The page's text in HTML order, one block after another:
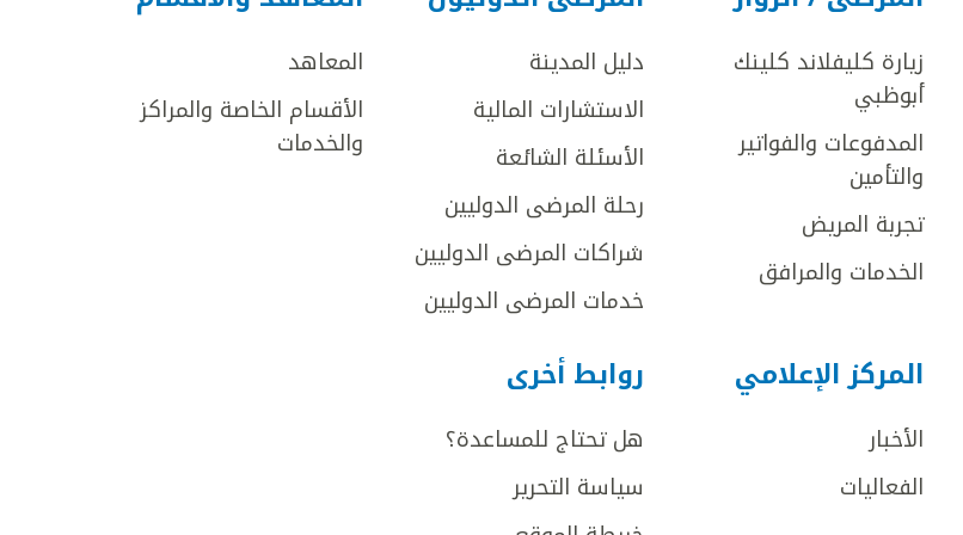
زيارة كليفلاند كلينك
أبوظبي
المدفوعات والفواتير
والتأمين
تجربة المريض
الخدمات والمرافق
دليل المدينة
الاستشارات المالية
الأسئلة الشائعة
رحلة المرضى الدوليين
شراكات المرضى الدوليين
خدمات المرضى الدوليين
المعاهد
الأقسام الخاصة والمراكز
والخدمات
المركز الإعلامي
الأخبار
الفعاليات
روابط أخرى
هل تحتاج للمساعدة؟
سياسة التحرير